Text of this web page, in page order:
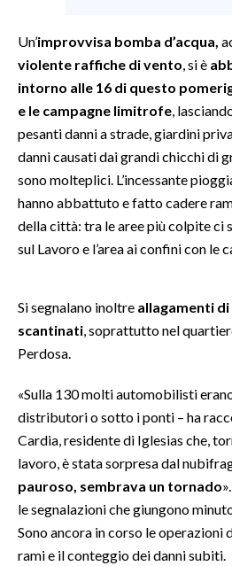
SALUTE
SARDEGNA TURISMO
SARDI NEL MONDO
NOTIZIE
EVENTI
#CARAUNIONE
INSULARITÀ
ABBONATI
NECROLOGI
PUBBLICITÀ
SPIAGGE
STORE
Un’improvvisa bomba d’acqua,
violente raffiche di vento , si è
intorno alle 16 di questo
e le campagne limitrofe ,
pesanti danni a strade, giardini
danni causati dai grandi chicchi di
sono molteplici. L’incessante
hanno abbattuto e fatto cadere
della città: tra le aree più colpite ci
sul Lavoro e l’area ai confini con le
Si segnalano inoltre allagamenti di
scantinati , soprattutto nel
Perdosa.
«Sulla 130 molti automobilisti
distributori o sotto i ponti – ha
Cardia, residente di Iglesias che,
lavoro, è stata sorpresa dal
pauroso, sembrava un tornado
le segnalazioni che giungono
Sono ancora in corso le operazioni
rami e il conteggio dei danni subiti.